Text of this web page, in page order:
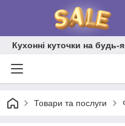
Кухонні куточки на
Товари та послуги